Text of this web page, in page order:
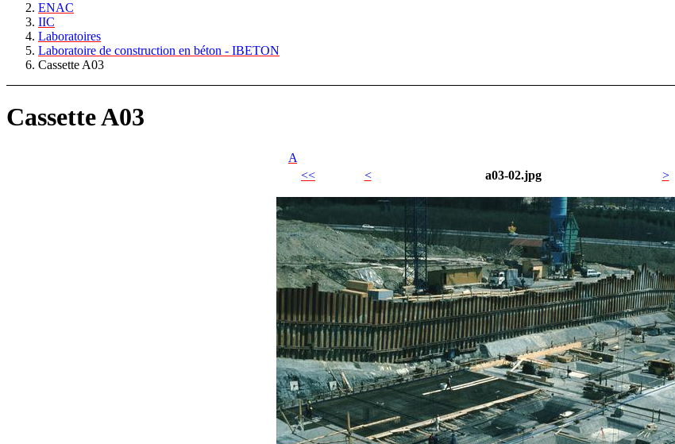
ENAC
IIC
Laboratoires
Laboratoire de construction en béton - IBETON
Cassette A03
Cassette A03
A
<<
< a03-02.jpg >